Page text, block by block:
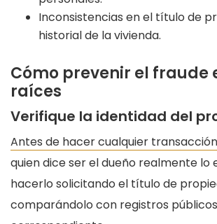
Inconsistencias en el título de
historial de la vivienda.
Cómo prevenir el fraude
raíces
Verifique la identidad del
Antes de hacer cualquier transacción
quien dice ser el dueño realmente lo
hacerlo solicitando el título de
comparándolo con registros